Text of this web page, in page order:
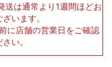
送は通常より1週間ほどお
います。
に店舗の営業日をご確認
い。